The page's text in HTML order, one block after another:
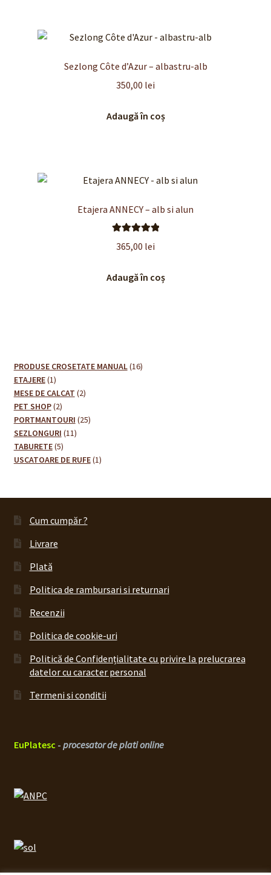
Sezlong Côte d’Azur – albastru-alb
350,00 lei
Adaugă în coș
Etajera ANNECY – alb si alun
5.00
365,00 lei
Adaugă în coș
PRODUSE CROSETATE MANUAL 1616
ETAJERE 11
produs
MESE DE CALCAT 22
PET SHOP 22
produse
PORTMANTOURI 2525
SEZLONGURI 1111
TABURETE 55
produse
USCATOARE DE RUFE 11
Cum cumpăr ?
Livrare
Plată
Politica de rambursari si returnari
Recenzii
Politica de cookie-uri
Politică de Confidențialitate cu privire la prelucrarea
datelor cu caracter personal
Termeni si conditii
EuPlatesc - procesator de plati online